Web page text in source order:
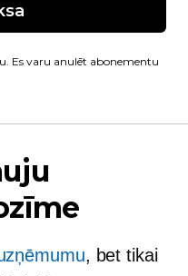
Es varu anulēt abonementu
, bet tikai